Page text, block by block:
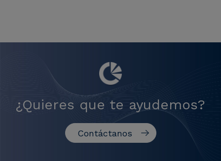
¿Quieres que te ayudemos?
Contáctanos